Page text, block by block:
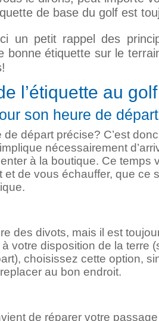
de base du golf est
un petit rappel des
bonne étiquette sur le
l’étiquette au golf
son heure de
départ précise? C’est
nécessairement
à la boutique. Ce temps
de vous échauffer, que ce
des divots, mais il est
votre disposition de la terre
choisissez cette option,
au bon endroit.
de réparer votre